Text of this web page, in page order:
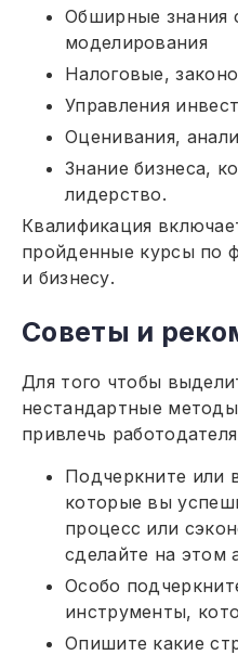
Обширные знания
моделирования
Налоговые,
Управления
Оценивания,
Знание бизнеса,
лидерство.
Квалификация
пройденные курсы по
и бизнесу.
Советы и
Для того чтобы
нестандартные
привлечь
Подчеркните или
которые вы
процесс или
сделайте на этом
Особо
инструменты,
Опишите какие